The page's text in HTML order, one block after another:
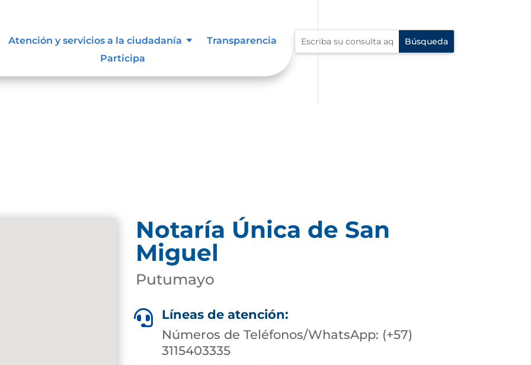
Atención y servicios a la ciudadanía
Transparencia
Participa
de la información.
Notaría Única de San
Miguel
Putumayo

Líneas de atención:
Números de Teléfonos/WhatsApp: (+57)
3115403335